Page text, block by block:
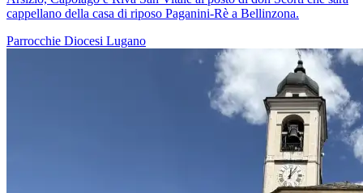
cappellano della casa di riposo Paganini-Rè a Bellinzona.
Parrocchie Diocesi Lugano